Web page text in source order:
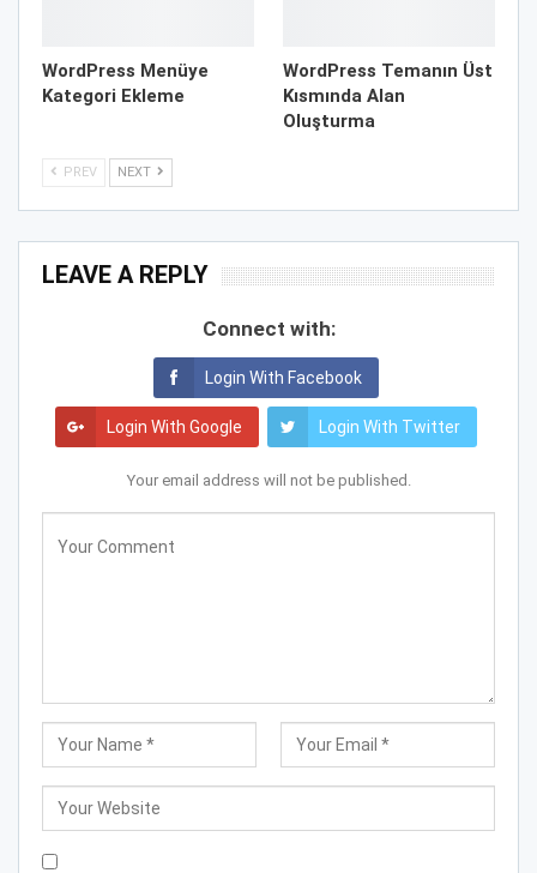
WordPress Menüye
Kategori Ekleme
WordPress Temanın Üst
Kısmında Alan
Oluşturma
PREV NEXT
LEAVE A REPLY
Connect with:
Login With Facebook
Login With Google Login With Twitter
Your email address will not be published.